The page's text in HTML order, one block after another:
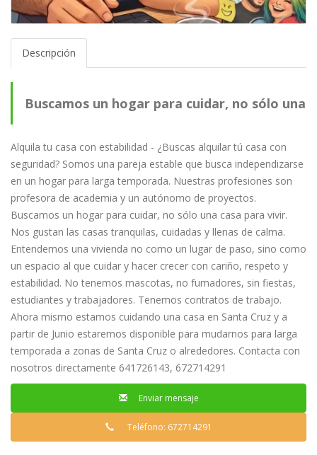
Descripción
Buscamos un hogar para cuidar, no sólo una
casa para vivir
Alquila tu casa con estabilidad - ¿Buscas alquilar tú casa con
seguridad? Somos una pareja estable que busca independizarse
en un hogar para larga temporada. Nuestras profesiones son
profesora de academia y un autónomo de proyectos.
Buscamos un hogar para cuidar, no sólo una casa para vivir.
Nos gustan las casas tranquilas, cuidadas y llenas de calma.
Entendemos una vivienda no como un lugar de paso, sino como
un espacio al que cuidar y hacer crecer con cariño, respeto y
estabilidad. No tenemos mascotas, no fumadores, sin fiestas,
estudiantes y trabajadores. Tenemos contratos de trabajo.
Ahora mismo estamos cuidando una casa en Santa Cruz y a
partir de Junio estaremos disponible para mudarnos para larga
temporada a zonas de Santa Cruz o alrededores. Contacta con
nosotros directamente 641726143, 672714291
Enviar mensaje
Teléfono: 672714291